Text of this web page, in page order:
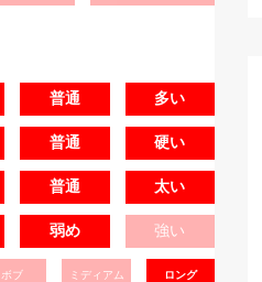
普通 多い
普通 硬い
普通 太い
弱め 強い
ボブ ミディアム ロング